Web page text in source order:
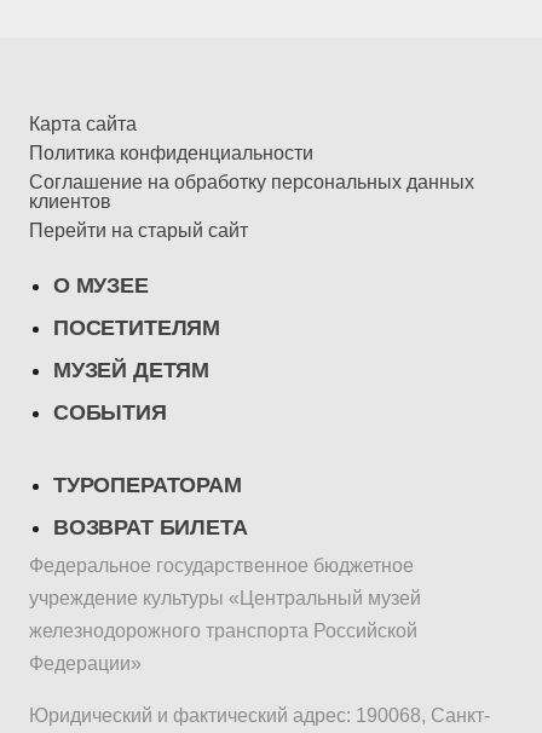
Карта сайта
Политика конфиденциальности
Соглашение на обработку персональных данных
клиентов
Перейти на старый сайт
О МУЗЕЕ
ПОСЕТИТЕЛЯМ
МУЗЕЙ ДЕТЯМ
СОБЫТИЯ
ТУРОПЕРАТОРАМ
ВОЗВРАТ БИЛЕТА
Федеральное государственное бюджетное
учреждение культуры «Центральный музей
железнодорожного транспорта Российской
Федерации»
Юридический и фактический адрес: 190068, Санкт-